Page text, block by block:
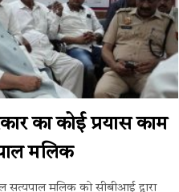
का कोई प्रयास काम
मलिक
सत्यपाल मलिक को सीबीआई द्वारा